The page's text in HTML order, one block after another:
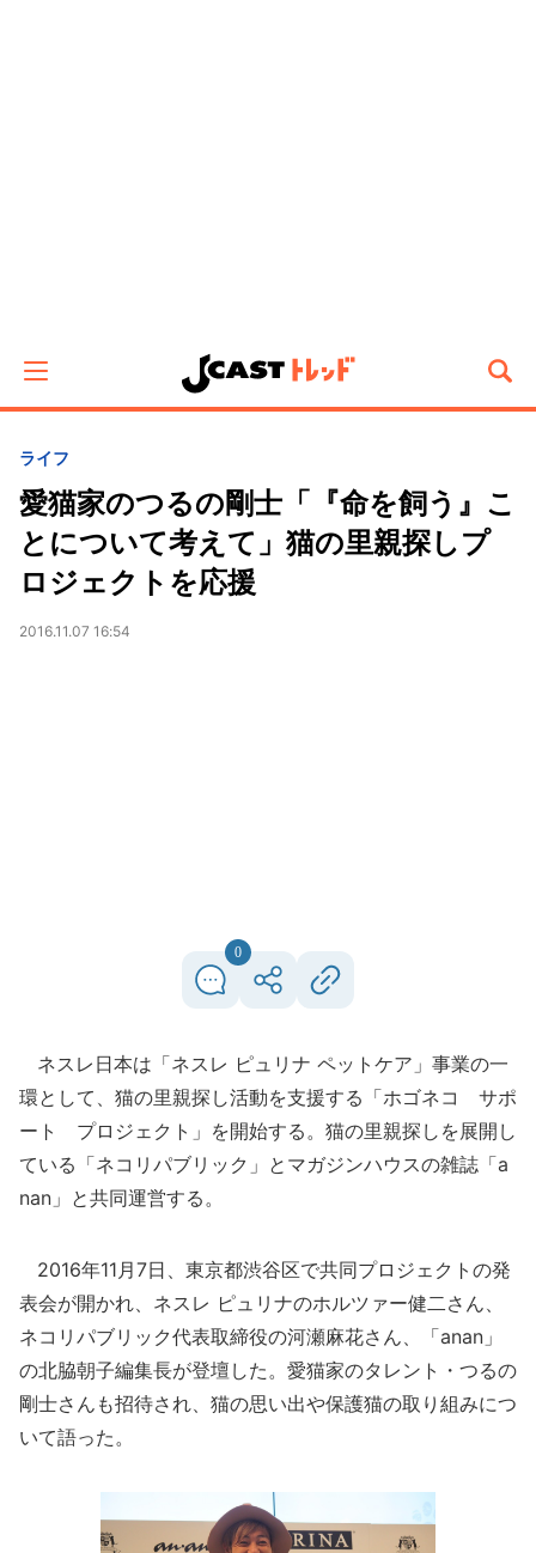
ライフ
愛猫家のつるの剛士「『命を飼う』こ
とについて考えて」猫の里親探しプ
ロジェクトを応援
2016.11.07 16:54
0
ネスレ日本は「ネスレ ピュリナ ペットケア」事業の一
環として、猫の里親探し活動を支援する「ホゴネコ サポ
ート プロジェクト」を開始する。猫の里親探しを展開し
ている「ネコリパブリック」とマガジンハウスの雑誌「a
nan」と共同運営する。
2016年11月7日、東京都渋谷区で共同プロジェクトの発
表会が開かれ、ネスレ ピュリナのホルツァー健二さん、
ネコリパブリック代表取締役の河瀬麻花さん、「anan」
の北脇朝子編集長が登壇した。愛猫家のタレント・つるの
剛士さんも招待され、猫の思い出や保護猫の取り組みにつ
いて語った。